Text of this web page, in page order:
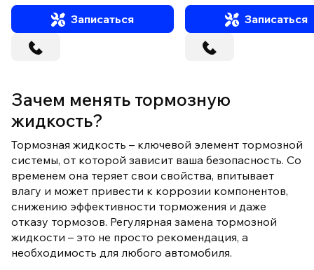
Записаться
Записаться
Зачем менять тормозную
жидкость?
Тормозная жидкость – ключевой элемент тормозной
системы, от которой зависит ваша безопасность. Со
временем она теряет свои свойства, впитывает
влагу и может привести к коррозии компонентов,
снижению эффективности торможения и даже
отказу тормозов. Регулярная замена тормозной
жидкости – это не просто рекомендация, а
необходимость для любого автомобиля.